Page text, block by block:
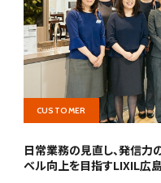
CUSTOMER
日常業務の見直し、発信力
ベル向上を目指すLIXIL広